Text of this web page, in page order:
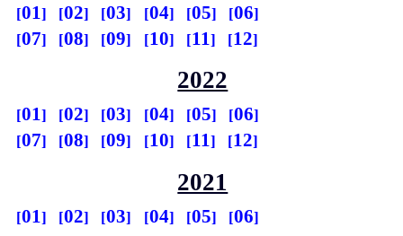
01 02 03 04 05
06
07
08 09 10 11 12
2022
01 02 03 04 05
06
07
08 09 10 11 12
2021
01 02 03 04 05
06